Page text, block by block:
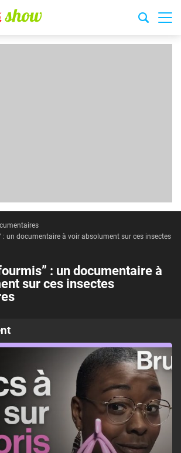
: un documentaire à voir absolument sur ces insectes
: un documentaire à
sur ces insectes